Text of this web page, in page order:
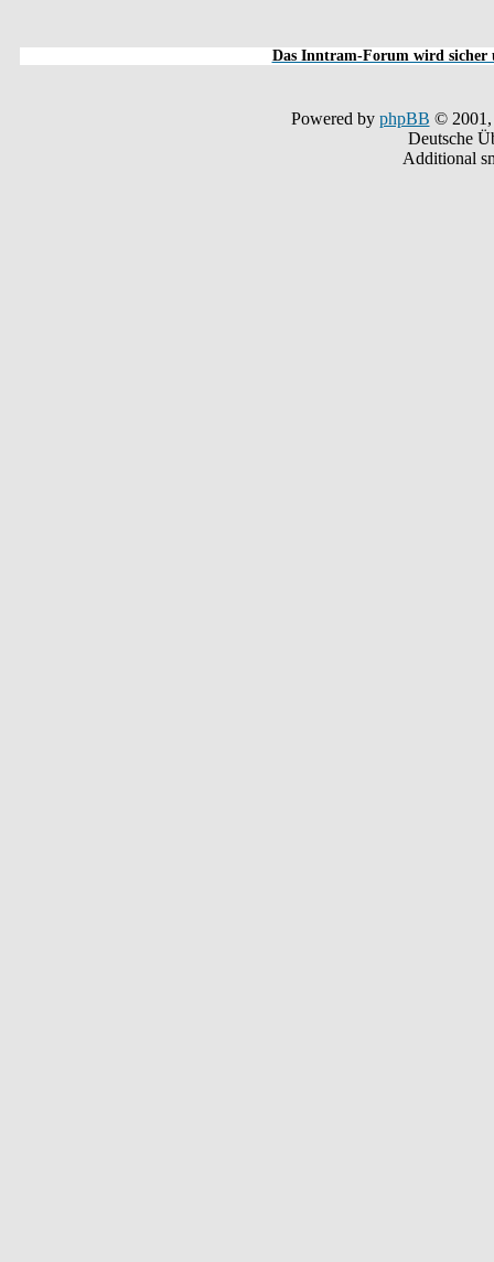
Das Inntram-Forum wird sicher
Powered by phpBB © 2001,
Deutsche
Additional